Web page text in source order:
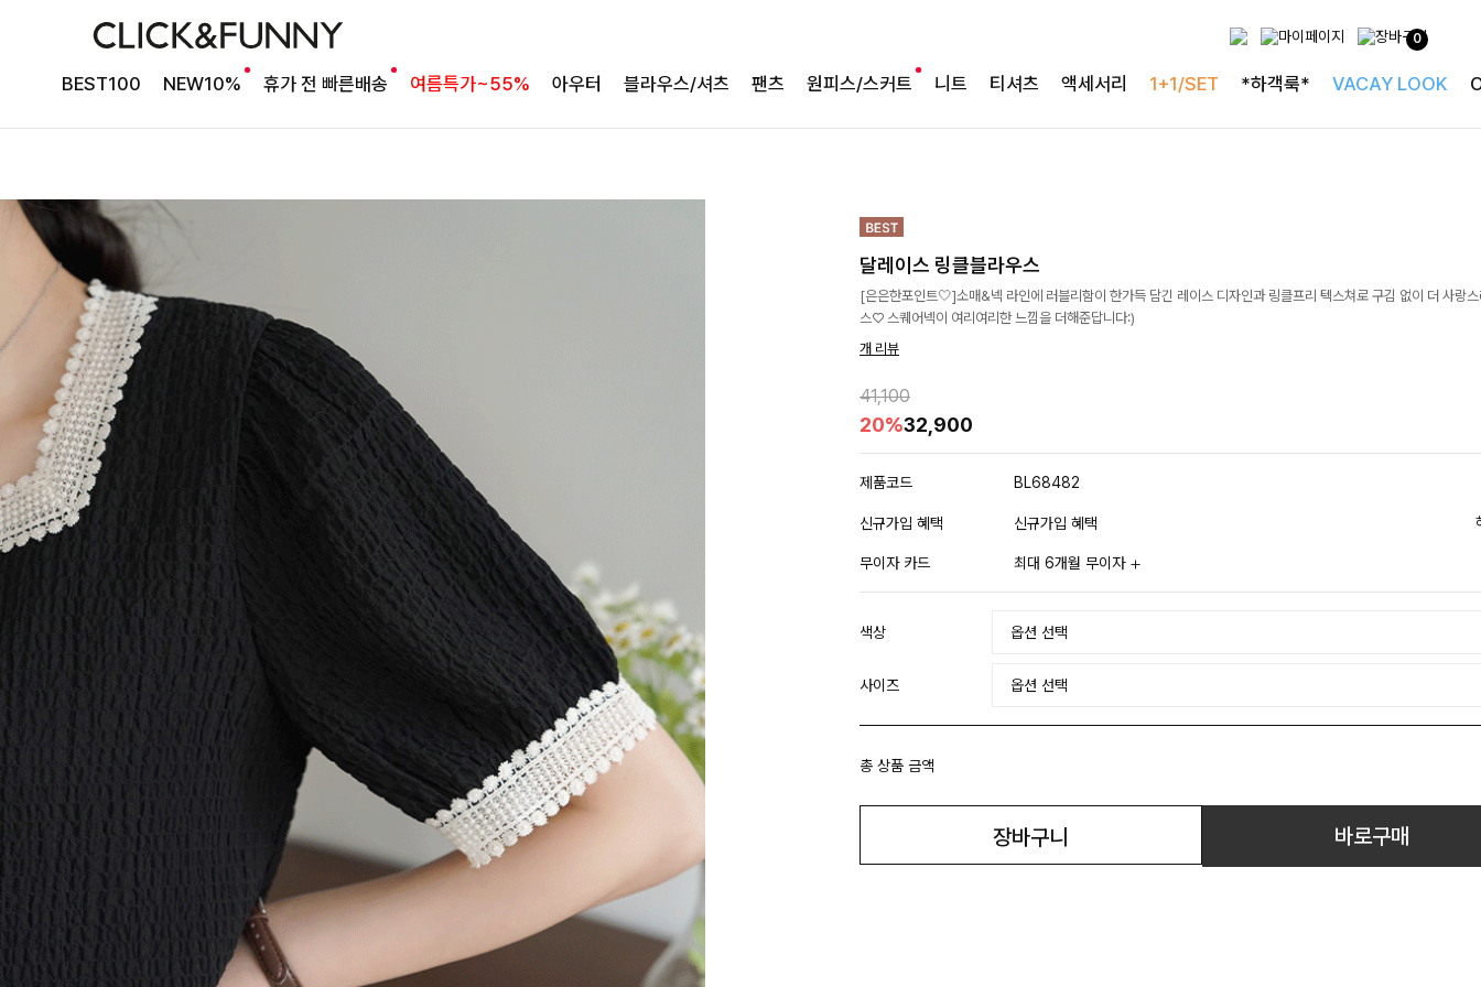
0
BEST100 NEW10% 휴가 전 빠른배송 여름특가~55% 아우터 블라우스/셔츠 팬츠 원피스/스커트 니트 티셔츠 액세서리 1+1/SET *하객룩* VACAY LOOK
달레이스 링클블라우스
[은은한포인트🤍]소매&넥 라인에 러블리함이 한가득 담긴 레이스 디자인과 링클프리 텍스쳐로 구김 없이 더 사랑
스♡ 스퀘어넥이 여리여리한 느낌을 더해준답니다:)
개 리뷰
41,100
20%32,900
제품코드 BL68482
신규가입 혜택 신규가입 혜택
무이자 카드 최대 6개월 무이자
색상
사이즈
총 상품 금액
장바구니 바로구매